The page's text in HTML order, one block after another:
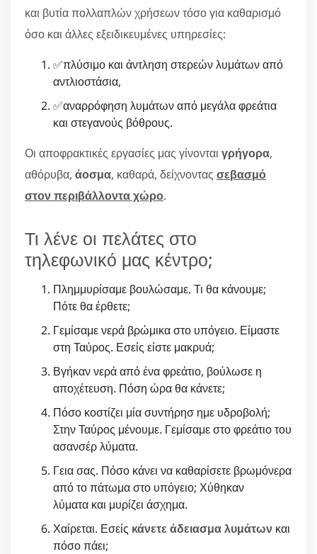
και βυτία πολλαπλών χρήσεων τόσο για καθαρισμό
όσο και άλλες εξειδικευμένες υπηρεσίες:
✅πλύσιμο και άντληση στερεών λυμάτων από
αντλιοστάσια,
✅αναρρόφηση λυμάτων από μεγάλα φρεάτια
και στεγανούς βόθρους.
Οι αποφρακτικές εργασίες μας γίνονται γρήγορα,
αθόρυβα, άοσμα, καθαρά, δείχνοντας σεβασμό
στον περιβάλλοντα χώρο.
Τι λένε οι πελάτες στο
τηλεφωνικό μας κέντρο;
Πλημμυρίσαμε βουλώσαμε. Τι θα κάνουμε;
Πότε θα έρθετε;
Γεμίσαμε νερά βρώμικα στο υπόγειο. Είμαστε
στη Ταύρος. Εσείς είστε μακρυά;
Βγήκαν νερά από ένα φρεάτιο, βούλωσε η
αποχέτευση. Πόση ώρα θα κάνετε;
Πόσο κοστίζει μία συντήρησ ημε υδροβολή;
Στην Ταύρος μένουμε. Γεμίσαμε στο φρεάτιο του
ασανσέρ λύματα.
Γεια σας. Πόσο κάνει να καθαρίσετε βρωμόνερα
από το πάτωμα στο υπόγειο; Χύθηκαν
λύματα και μυρίζει άσχημα.
Χαίρεται. Εσείς κάνετε άδειασμα λυμάτων και
πόσο πάει;